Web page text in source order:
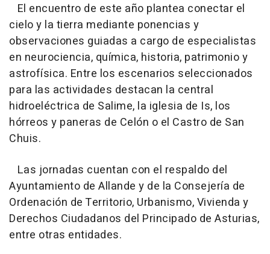
El encuentro de este año plantea conectar el
cielo y la tierra mediante ponencias y
observaciones guiadas a cargo de especialistas
en neurociencia, química, historia, patrimonio y
astrofísica. Entre los escenarios seleccionados
para las actividades destacan la central
hidroeléctrica de Salime, la iglesia de Is, los
hórreos y paneras de Celón o el Castro de San
Chuis.
Las jornadas cuentan con el respaldo del
Ayuntamiento de Allande y de la Consejería de
Ordenación de Territorio, Urbanismo, Vivienda y
Derechos Ciudadanos del Principado de Asturias,
entre otras entidades.